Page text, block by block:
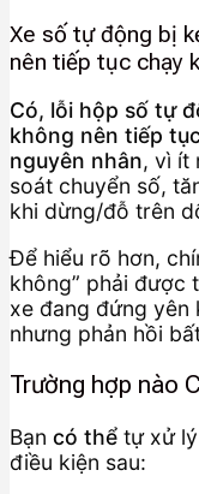
Xe số tự động bị
nên tiếp tục chạy
Có, lỗi hộp số tự
không nên tiếp
nguyên nhân, vì ít
soát chuyển số,
khi dừng/đỗ trên
Để hiểu rõ hơn,
không” phải được
xe đang đứng yên
nhưng phản hồi
Trường hợp nào
Bạn có thể tự xử
điều kiện sau: